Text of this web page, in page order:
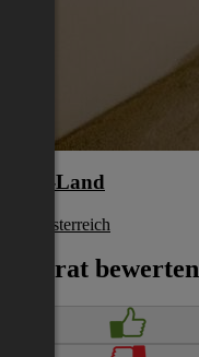
Linz-Land
Oberösterreich
Inserat bewerten